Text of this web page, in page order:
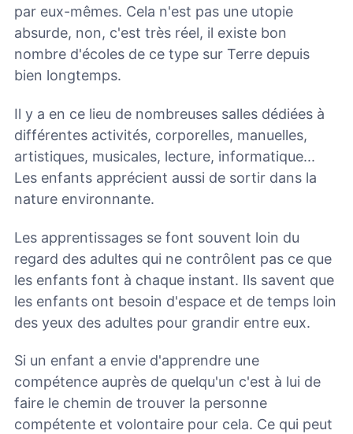
par eux-mêmes. Cela n'est pas une utopie
absurde, non, c'est très réel, il existe bon
nombre d'écoles de ce type sur Terre depuis
bien longtemps.
Il y a en ce lieu de nombreuses salles dédiées à
différentes activités, corporelles, manuelles,
artistiques, musicales, lecture, informatique...
Les enfants apprécient aussi de sortir dans la
nature environnante.
Les apprentissages se font souvent loin du
regard des adultes qui ne contrôlent pas ce que
les enfants font à chaque instant. Ils savent que
les enfants ont besoin d'espace et de temps loin
des yeux des adultes pour grandir entre eux.
Si un enfant a envie d'apprendre une
compétence auprès de quelqu'un c'est à lui de
faire le chemin de trouver la personne
compétente et volontaire pour cela. Ce qui peut